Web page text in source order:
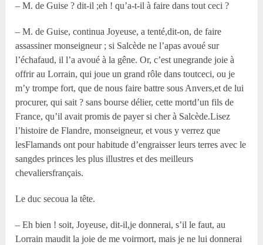
– M. de Guise ? dit-il ;eh ! qu’a-t-il à faire dans tout ceci ?
– M. de Guise, continua Joyeuse, a tenté,dit-on, de faire
assassiner monseigneur ; si Salcède ne l’apas avoué sur
l’échafaud, il l’a avoué à la gêne. Or, c’est unegrande joie à
offrir au Lorrain, qui joue un grand rôle dans toutceci, ou je
m’y trompe fort, que de nous faire battre sous Anvers,et de lui
procurer, qui sait ? sans bourse délier, cette mortd’un fils de
France, qu’il avait promis de payer si cher à Salcède.Lisez
l’histoire de Flandre, monseigneur, et vous y verrez que
lesFlamands ont pour habitude d’engraisser leurs terres avec le
sangdes princes les plus illustres et des meilleurs
chevaliersfrançais.
Le duc secoua la tête.
– Eh bien ! soit, Joyeuse, dit-il,je donnerai, s’il le faut, au
Lorrain maudit la joie de me voirmort, mais je ne lui donnerai